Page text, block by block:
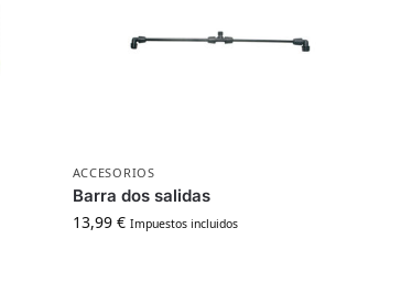
ACCESORIOS
Barra dos salidas
13,99 € Impuestos incluidos